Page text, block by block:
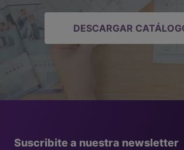
DESCARGAR
Suscribite a nuestra newsletter